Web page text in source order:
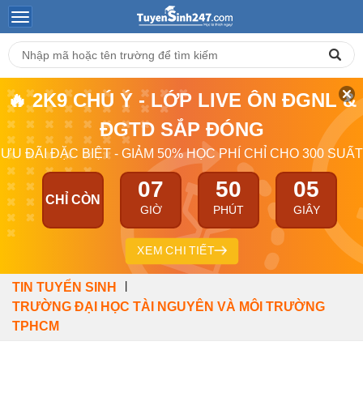
🔥 2K9 CHÚ Ý - LỚP LIVE ÔN ĐGNL &
ĐGTD SẮP ĐÓNG
ƯU ĐÃI ĐẶC BIỆT - GIẢM 50% HỌC PHÍ CHỈ CHO 300 SUẤT
CHỈ CÒN 07
GIỜ
50
PHÚT
04
GIÂY
XEM CHI TIẾT
TIN TUYỂN SINH
TRƯỜNG ĐẠI HỌC TÀI NGUYÊN VÀ MÔI TRƯỜNG
TPHCM